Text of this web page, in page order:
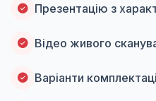
Презентацію з
Відео живого
Варіанти